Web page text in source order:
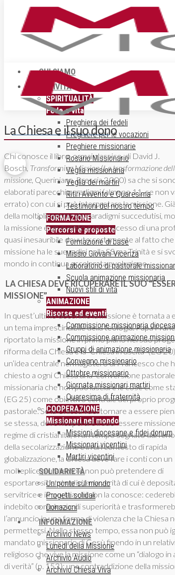
CHI SIAMO
ATTIVITÀ
SPIRITUALITÀ
Fede e vita
Preghiera dei fedeli
Preghiere per le vocazioni
Preghiere missionarie
Rosario Missionario
Veglia missionaria
Veglia dei martiri
Ritiri Avvento e Quaresima
Testimoni del nostro tempo
FORMAZIONE
Percorsi e proposte
Formazione di base
Missio Giovani Vicenza
Laboratorio di pastorale
Scuola animazione missionaria
Nuovi stili di vita
ANIMAZIONE
Risorse ed eventi
Commissione missionaria
Commissione animazione
Gruppi di animazione missionaria
Convegno missionario
Ottobre missionario
Giornata missionari martiri
Quaresima di fraternità
COOPERAZIONE
Missionari nel mondo
Missioni diocesane e fidei donum
Missionari vicentini
Martiri vicentini
SOLIDARIETÀ
Un ponte sul mondo
Progetti solidali
Donazioni
INFORMAZIONE
Archivio News
Lunedì della Missione
Archivio Audio
Archivio Chiesa Viva
ISCRIZIONE NEWSLETTER
La Chiesa e il suo dono
Chi conosce il libro, ormai classico, di David J.
Bosch, Transforming Mission(La trasformazione
missione, Queriniana, Brescia 2000) sa che si
elaborati parecchi paradigmi (almeno 11, se non
errato) con cui si può interpretare la missione.
della moltiplicazione dei paradigmi succedutisi,
la missione è un evento e un processo di una
quasi inesauribile dovuto certamente al fatto che
missione ha le sue radici nella SS.ma Trinità e si
mondo in continua accelerata evoluzione.
LA CHIESA DEVE RICUPERARE IL SUO
MISSIONE”
In quest’ultimo decennio la missione è tornata a
un tema imprescindibile della teologia. Papa
riportato la missione in primo piano nel suo
riforma della Chiesa e la “Chiesa in uscita” (EG
un’idea centrale nel magistero di Francesco che
chiesto a ogni Chiesa una “conversione
missionaria che non può lasciare le cose come
(EG 25) come obiettivo centrale del proprio
pastorale. Se la Chiesa vuol tornare a essere
se stessa, deve ricuperare il suo “essere
regime di cristianità, in un tempo segnato dal
della secolarizzazione e in un contesto di rapida
globalizzazione, la Chiesa deve fare i conti con un
molteplice pluralismo e non può pretendere di
esportaresic et simpliciterla verità di cui è
servitrice e imporla a chi non la conosce:
indebito complesso di superiorità e
l’annuncio in una forma di violenza che la Chiesa
permettersi. Nello stesso tempo, essa non può
mandato missionario di Gesù finendo in un
religioso che vive la missione come un “dialogo in
di verità” (p. 153): una contraddizione della